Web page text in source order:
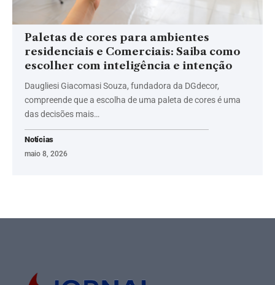
Paletas de cores para ambientes
residenciais e Comerciais: Saiba como
escolher com inteligência e intenção
Daugliesi Giacomasi Souza, fundadora da DGdecor,
compreende que a escolha de uma paleta de cores é uma
das decisões mais…
Notícias
maio 8, 2026